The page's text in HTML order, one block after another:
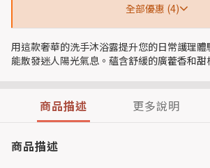
全部優惠 (4)
用這款奢華的洗手沐浴露提升您的日常護理
能散發迷人陽光氣息。蘊含舒緩的廣藿香和甜
商品描述 更多說明
商品描述